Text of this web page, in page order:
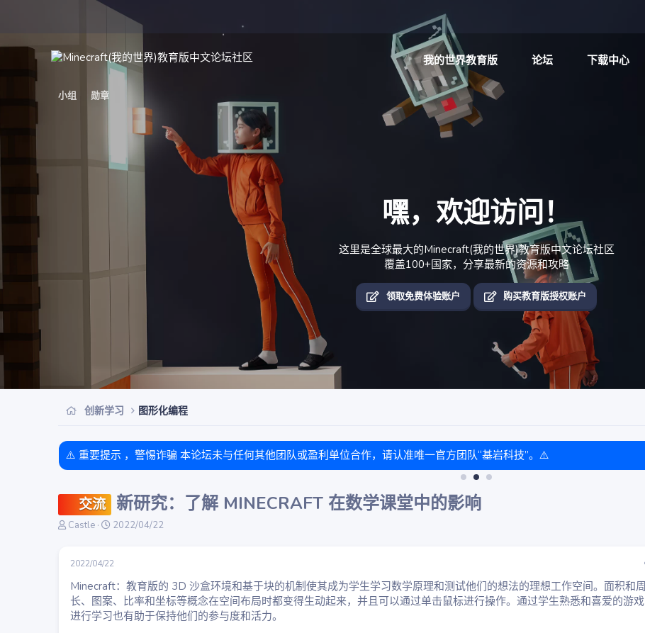
我的世界教育版 论坛 下载中心
小组 勋章
嘿，欢迎访问！
这里是全球最大的Minecraft(我的世界)教育版中文论坛社区
覆盖100+国家，分享最新的资源和攻略
领取免费体验账户 购买教育版授权账户
创新学习 图形化编程
⚠️ 重要提示 ，警惕诈骗 本论坛未与任何其他团队或盈利单位合作，请认准唯一官方团队“基岩科技”。⚠️
交流 新研究：了解 MINECRAFT 在数学课堂中的影响
主
起
Castle
开
间
2022/04/22
2022/04/22
Minecraft：教育版的 3D 沙盒环境和基于块的机制使其成为学生学习数学原理和测试他们的想法的理想工作空间。面积和周
长、图案、比率和坐标等概念在空间布局时都变得生动起来，并且可以通过单击鼠标进行操作。通过学生熟悉和喜爱的游戏
进行学习也有助于保持他们的参与度和活力。